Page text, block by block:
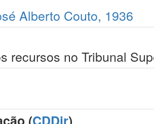
Alberto Couto, 1936
recursos no Tribunal